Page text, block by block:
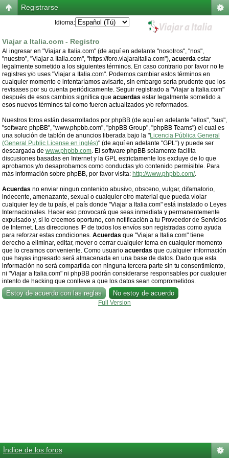
Registrarse
Idioma:
Viajar a Italia.com - Registro
Al ingresar en "Viajar a Italia.com" (de aquí en adelante "nosotros", "nos",
"nuestro", "Viajar a Italia.com", "https://foro.viajaraitalia.com"), acuerda estar
legalmente sometido a los siguientes términos. En caso contrario por favor no te
registres y/o uses "Viajar a Italia.com". Podemos cambiar estos términos en
cualquier momento e intentaríamos avisarte, sin embargo sería prudente que los
revisases por su cuenta periódicamente. Seguir registrado a "Viajar a Italia.com"
después de esos cambios significa que acuerdas estar legalmente sometido a
esos nuevos términos tal como fueron actualizados y/o reformados.
Nuestros foros están desarrollados por phpBB (de aquí en adelante "ellos", "sus",
"software phpBB", "www.phpbb.com", "phpBB Group", "phpBB Teams") el cual es
una solución de tablón de anuncios liberada bajo la "Licencia Pública General
(General Public License en inglés)" (de aquí en adelante "GPL") y puede ser
descargada de www.phpbb.com. El software phpBB solamente facilita
discusiones basadas en Internet y la GPL estrictamente los excluye de lo que
aprobamos y/o desaprobamos como conductas y/o contenido permisible. Para
más información sobre phpBB, por favor visita: http://www.phpbb.com/.
Acuerdas no enviar ningun contenido abusivo, obsceno, vulgar, difamatorio,
indecente, amenazante, sexual o cualquier otro material que pueda violar
cualquier ley de tu país, el país donde "Viajar a Italia.com" está instalado o Leyes
Internacionales. Hacer eso provocará que seas inmediata y permanentemente
expulsado y, si lo creemos oportuno, con notificación a tu Proveedor de Servicios
de Internet. Las direcciones IP de todos los envíos son registradas como ayuda
para reforzar estas condiciones. Acuerdas que "Viajar a Italia.com" tiene
derecho a eliminar, editar, mover o cerrar cualquier tema en cualquier momento
que lo creamos conveniente. Como usuario acuerdas que cualquier información
que hayas ingresado será almacenada en una base de datos. Dado que esta
información no será compartida con ninguna tercera parte sin tu consentimiento,
ni "Viajar a Italia.com" ni phpBB podrán considerarse responsables por cualquier
intento de hacking que conlleve a que los datos sean comprometidos.
Full Version
Índice de los foros